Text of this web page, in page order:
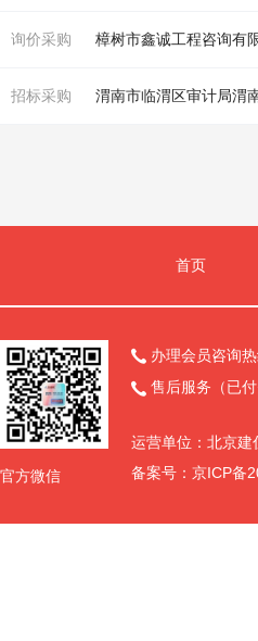
询价采购
招标采购 渭南市临渭区审计局渭
首页
官方微信
 办理会员咨询
 售后服务（已
运营单位：北京建
备案号： 京ICP备